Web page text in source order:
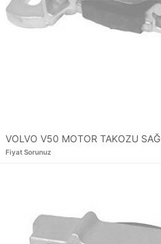
VOLVO V50 MOTOR TAKOZU SAĞ
Fiyat Sorunuz